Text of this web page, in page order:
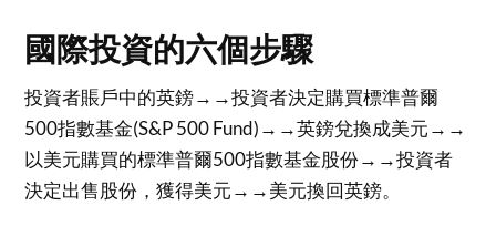
國際投資的六個步驟
投資者賬戶中的英鎊→→投資者決定購買標準普爾
500指數基金(S&P 500 Fund)→→英鎊兌換成美元→→
以美元購買的標準普爾500指數基金股份→→投資者
決定出售股份，獲得美元→→美元換回英鎊。